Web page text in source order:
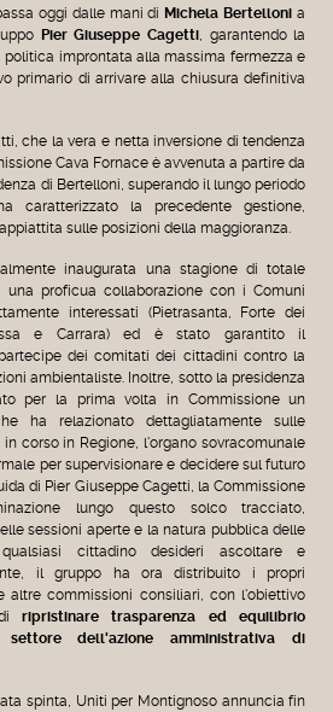
oggi dalle mani di Michela Bertelloni a
Pier Giuseppe Cagetti, garantendo la
politica improntata alla massima fermezza e
primario di arrivare alla chiusura definitiva
che la vera e netta inversione di tendenza
Cava Fornace è avvenuta a partire da
di Bertelloni, superando il lungo periodo
caratterizzato la precedente gestione,
sulle posizioni della maggioranza.
inaugurata una stagione di totale
una proficua collaborazione con i Comuni
interessati (Pietrasanta, Forte dei
e Carrara) ed è stato garantito il
dei comitati dei cittadini contro la
ambientaliste. Inoltre, sotto la presidenza
per la prima volta in Commissione un
ha relazionato dettagliatamente sulle
corso in Regione, l'organo sovracomunale
per supervisionare e decidere sul futuro
di Pier Giuseppe Cagetti, la Commissione
lungo questo solco tracciato,
sessioni aperte e la natura pubblica delle
cittadino desideri ascoltare e
il gruppo ha ora distribuito i propri
altre commissioni consiliari, con l'obiettivo
diripristinare trasparenza ed equilibrio
dell'azione amministrativa di
spinta, Uniti per Montignoso annuncia fin